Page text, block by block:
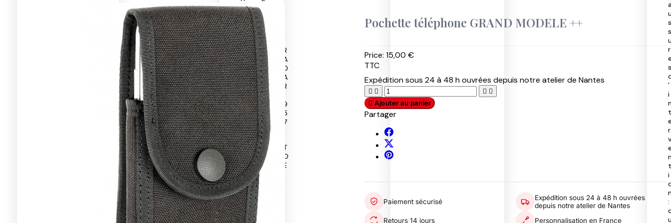
W
A
T
P
A
T
R
O
L
P
U
M
A
S
A
F
E
T
Y
R
A
D
A
R
9
5
7
R
O
B
U
R
S
U
M
T
O
E
s
s
r
s
'
i
t
r
t
i
:
Pochette téléphone GRAND MODELE ++
Price:15,00 €
TTC
Expédition sous 24 à 48 h ouvrées depuis notre atelier de Nantes
   
 Ajouter au panier
Partager
Paiement sécurisé
Expédition sous 24 à 48 h ouvrées
depuis notre atelier de Nantes
Retours 14 jours
Personnalisation en France